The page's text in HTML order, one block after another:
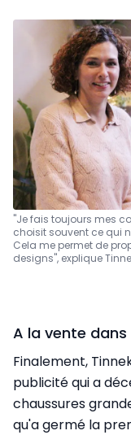
"Je fais toujours mes
choisit souvent ce qui
Cela me permet de
designs", explique
A la vente dans
Finalement,
publicité qui a
chaussures
qu'a germé la